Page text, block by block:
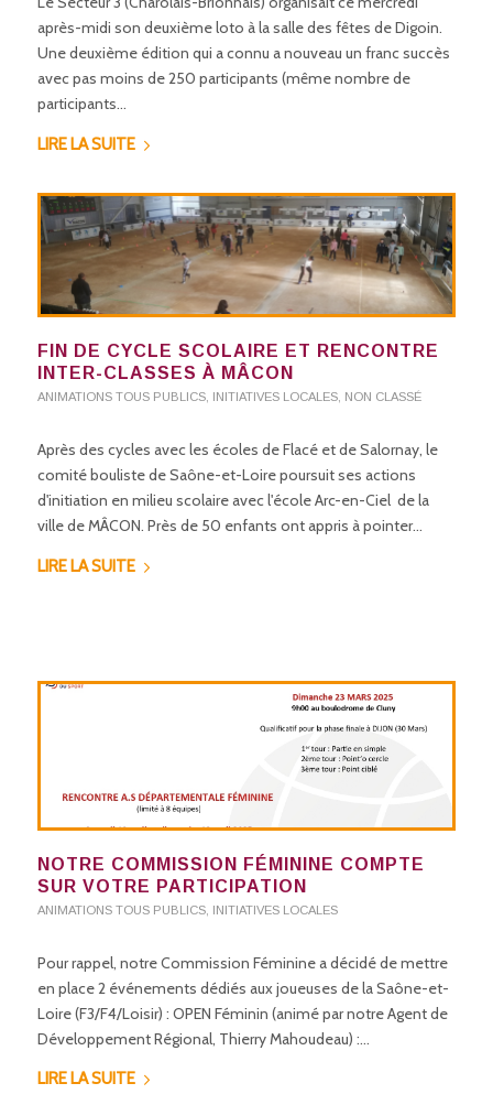
après-midi son deuxième loto à la salle des fêtes de Digoin.
Une deuxième édition qui a connu a nouveau un franc succès
avec pas moins de 250 participants (même nombre de
participants…
LIRE LA SUITE
FIN DE CYCLE SCOLAIRE ET RENCONTRE
INTER-CLASSES À MÂCON
ANIMATIONS TOUS PUBLICS INITIATIVES LOCALES NON CLASSÉ
Après des cycles avec les écoles de Flacé et de Salornay, le
comité bouliste de Saône-et-Loire poursuit ses actions
d'initiation en milieu scolaire avec l'école Arc-en-Ciel de la
ville de MÂCON. Près de 50 enfants ont appris à pointer…
LIRE LA SUITE
NOTRE COMMISSION FÉMININE COMPTE
SUR VOTRE PARTICIPATION
ANIMATIONS TOUS PUBLICS INITIATIVES LOCALES
Pour rappel, notre Commission Féminine a décidé de mettre
en place 2 événements dédiés aux joueuses de la Saône-et-
Loire (F3/F4/Loisir) : OPEN Féminin (animé par notre Agent de
Développement Régional, Thierry Mahoudeau) :…
LIRE LA SUITE